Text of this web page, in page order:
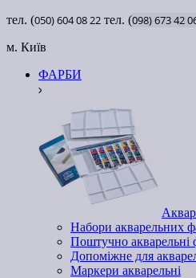
тел. (050)6040822 тел. (098)67342
м. Київ
ФАРБИ
Набори акварельних
Поштучно акварельні
Допоміжне для
Маркери акварельні